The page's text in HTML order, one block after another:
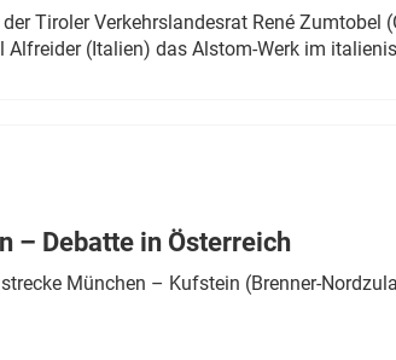
Tiroler Verkehrslandesrat René Zumtobel
Alfreider (Italien) das Alstom-Werk im
– Debatte in Österreich
München – Kufstein (Brenner-